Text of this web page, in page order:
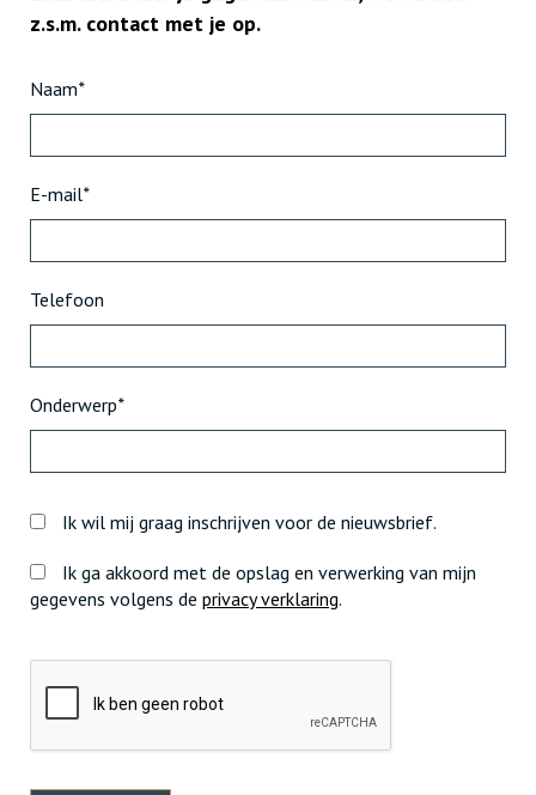
z.s.m. contact met je op.
Naam*
E-mail*
Telefoon
Onderwerp*
Ik wil mij graag inschrijven voor de nieuwsbrief.
Ik ga akkoord met de opslag en verwerking van mijn
gegevens volgens de privacy verklaring.